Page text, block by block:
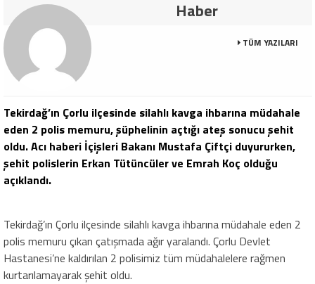
Haber
TÜM YAZILARI
Tekirdağ’ın Çorlu ilçesinde silahlı kavga ihbarına müdahale
eden 2 polis memuru, şüphelinin açtığı ateş sonucu şehit
oldu. Acı haberi İçişleri Bakanı Mustafa Çiftçi duyururken,
şehit polislerin Erkan Tütüncüler ve Emrah Koç olduğu
açıklandı.
Tekirdağ’ın Çorlu ilçesinde silahlı kavga ihbarına müdahale eden 2
polis memuru çıkan çatışmada ağır yaralandı. Çorlu Devlet
Hastanesi’ne kaldırılan 2 polisimiz tüm müdahalelere rağmen
kurtarılamayarak şehit oldu.